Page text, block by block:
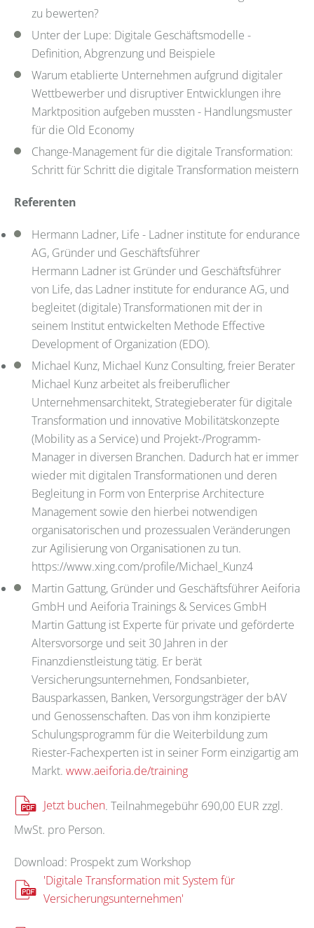
zu bewerten?
Unter der Lupe: Digitale Geschäftsmodelle -
Definition, Abgrenzung und Beispiele
Warum etablierte Unternehmen aufgrund digitaler
Wettbewerber und disruptiver Entwicklungen ihre
Marktposition aufgeben mussten - Handlungsmuster
für die Old Economy
Change-Management für die digitale Transformation:
Schritt für Schritt die digitale Transformation meistern
Referenten
Hermann Ladner, Life - Ladner institute for endurance
AG, Gründer und Geschäftsführer
Hermann Ladner ist Gründer und Geschäftsführer
von Life, das Ladner institute for endurance AG, und
begleitet (digitale) Transformationen mit der in
seinem Institut entwickelten Methode Effective
Development of Organization (EDO).
Michael Kunz, Michael Kunz Consulting, freier Berater
Michael Kunz arbeitet als freiberuflicher
Unternehmensarchitekt, Strategieberater für digitale
Transformation und innovative Mobilitätskonzepte
(Mobility as a Service) und Projekt-/Programm-
Manager in diversen Branchen. Dadurch hat er immer
wieder mit digitalen Transformationen und deren
Begleitung in Form von Enterprise Architecture
Management sowie den hierbei notwendigen
organisatorischen und prozessualen Veränderungen
zur Agilisierung von Organisationen zu tun.
https://www.xing.com/profile/Michael_Kunz4
Martin Gattung, Gründer und Geschäftsführer Aeiforia
GmbH und Aeiforia Trainings & Services GmbH
Martin Gattung ist Experte für private und geförderte
Altersvorsorge und seit 30 Jahren in der
Finanzdienstleistung tätig. Er berät
Versicherungsunternehmen, Fondsanbieter,
Bausparkassen, Banken, Versorgungsträger der bAV
und Genossenschaften. Das von ihm konzipierte
Schulungsprogramm für die Weiterbildung zum
Riester-Fachexperten ist in seiner Form einzigartig am
Markt. www.aeiforia.de/training
Jetzt buchen. Teilnahmegebühr 690,00 EUR zzgl.
MwSt. pro Person.
Download: Prospekt zum Workshop
'Digitale Transformation mit System für
Versicherungsunternehmen'